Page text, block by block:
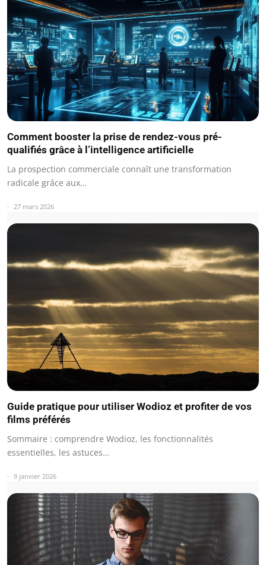
Comment booster la prise de rendez-vous pré-
qualifiés grâce à l’intelligence artificielle
La prospection commerciale connaît une transformation
radicale grâce aux…
27 mars 2026
Guide pratique pour utiliser Wodioz et profiter de vos
films préférés
Sommaire : comprendre Wodioz, les fonctionnalités
essentielles, les astuces…
9 janvier 2026